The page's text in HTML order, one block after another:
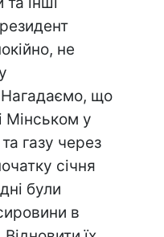
не
що
Мінськом у
газу через
січня
були
в